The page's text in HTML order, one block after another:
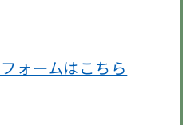
ォームはこちら